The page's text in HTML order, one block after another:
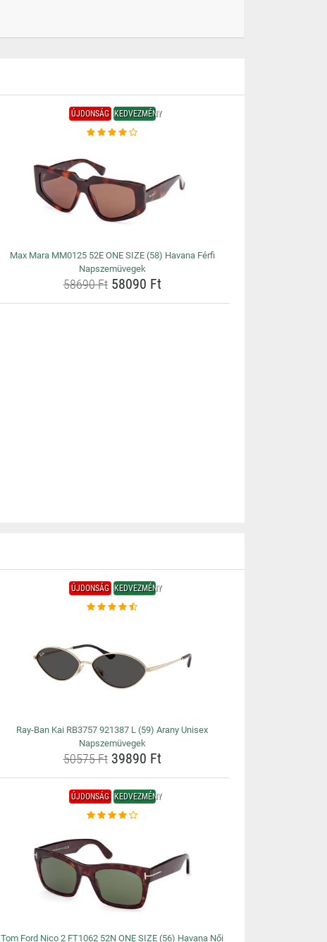
ÚJDONSÁG KEDVEZMÉNY
Max Mara MM0125 52E ONE SIZE (58) Havana Férfi
Napszemüvegek
58690 Ft58090 Ft
ÚJDONSÁG KEDVEZMÉNY
Ray-Ban Kai RB3757 921387 L (59) Arany Unisex
Napszemüvegek
50575 Ft39890 Ft
ÚJDONSÁG KEDVEZMÉNY
Tom Ford Nico 2 FT1062 52N ONE SIZE (56) Havana Női